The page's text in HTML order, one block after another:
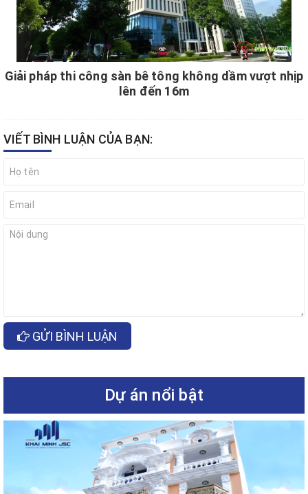
Giải pháp thi công sàn bê tông không dầm vượt nhịp
lên đến 16m
VIẾT BÌNH LUẬN CỦA BẠN:
GỬI BÌNH LUẬN
Dự án nổi bật